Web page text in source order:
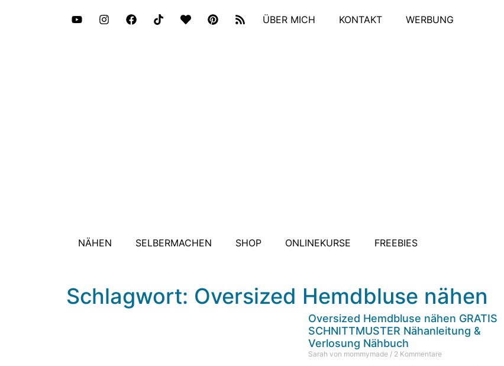
ÜBER MICH KONTAKT WERBUNG
NÄHEN SELBERMACHEN SHOP ONLINEKURSE FREEBIES
Schlagwort: Oversized Hemdbluse nähen
Oversized Hemdbluse nähen GRATIS
SCHNITTMUSTER Nähanleitung &
Verlosung Nähbuch
Sarah von mommymade 2 Kommentare